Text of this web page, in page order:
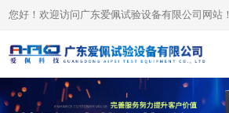
您好！欢迎访问广东爱佩试验设备有限公司网站！